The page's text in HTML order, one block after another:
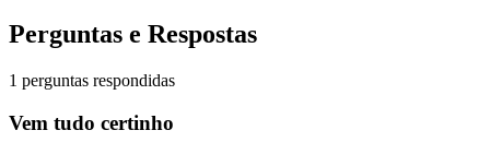
Perguntas e Respostas
1 perguntas respondidas
Vem tudo certinho